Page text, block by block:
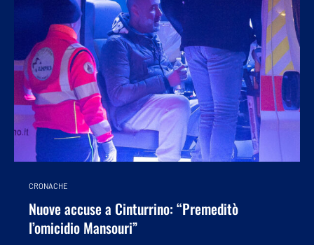
CRONACHE
Nuove accuse a Cinturrino: “Premeditò
l’omicidio Mansouri”